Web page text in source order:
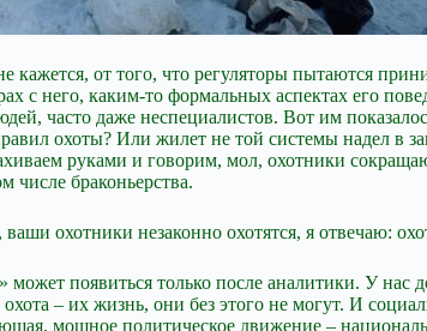
от того, что регуляторы пытаются
с него, каким-то формальных аспектах его
часто даже неспециалистов. Вот им
охоты? Или жилет не той системы надел в
руками и говорим, мол, охотники
числе браконьерства.
охотники незаконно охотятся, я отвечаю:
может появиться только после аналитики. У
– их жизнь, они без этого не могут. И
мощное политическое движение –